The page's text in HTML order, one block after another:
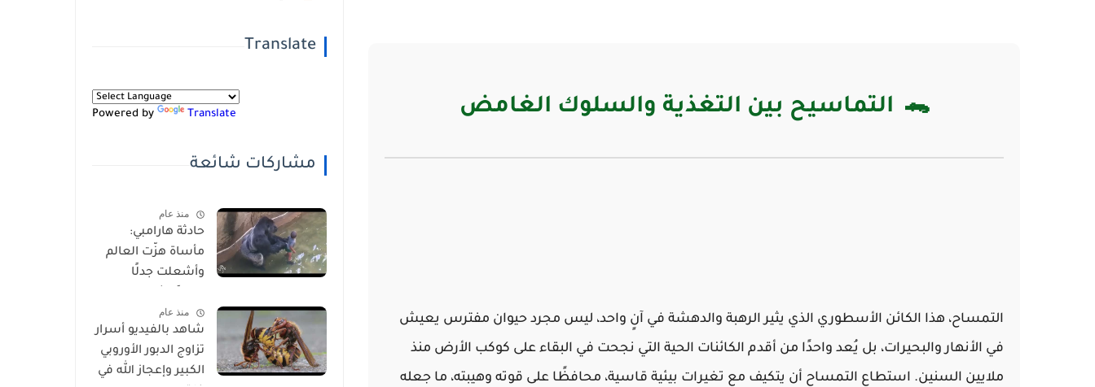
🐊 التماسيح بين التغذية والسلوك الغامض
التمساح، هذا الكائن الأسطوري الذي يثير الرهبة والدهشة في آنٍ واحد، ليس مجرد حيوان مفترس يعيش
في الأنهار والبحيرات، بل يُعد واحدًا من أقدم الكائنات الحية التي نجحت في البقاء على كوكب الأرض منذ
ملايين السنين. استطاع التمساح أن يتكيف مع تغيرات بيئية قاسية، محافظًا على قوته وهيبته، ما جعله
Translate
Powered by Translate
مشاركات شائعة
منذ عام
حادثة هارامبي:
مأساة هزّت العالم
وأشعلت جدلًا
بالفيديو
منذ عام
شاهد بالفيديو أسرار
تزاوج الدبور الأوروبي
الكبير وإعجاز الله في